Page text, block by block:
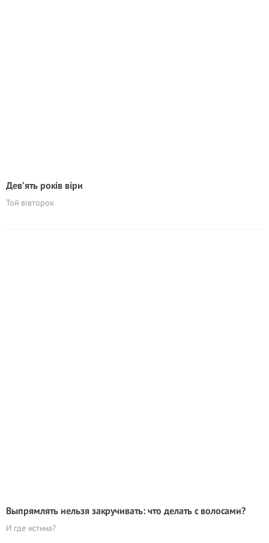
Дев’ять років віри
Той вівторок
Выпрямлять нельзя закручивать: что делать с волосами?
И где истина?